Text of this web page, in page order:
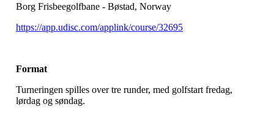
Borg Frisbeegolfbane - Bøstad, Norway
https://app.udisc.com/applink/course/32695
Format
Turneringen spilles over tre runder, med golfstart fredag,
lørdag og søndag.